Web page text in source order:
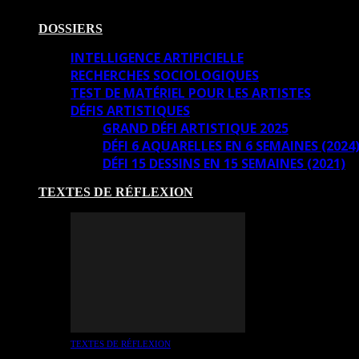
DOSSIERS
INTELLIGENCE ARTIFICIELLE
RECHERCHES SOCIOLOGIQUES
TEST DE MATÉRIEL POUR LES ARTISTES
DÉFIS ARTISTIQUES
GRAND DÉFI ARTISTIQUE 2025
DÉFI 6 AQUARELLES EN 6 SEMAINES (2024)
DÉFI 15 DESSINS EN 15 SEMAINES (2021)
TEXTES DE RÉFLEXION
TEXTES DE RÉFLEXION